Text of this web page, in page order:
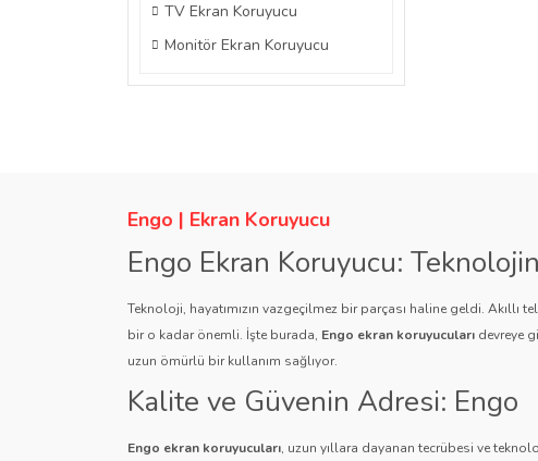
TV Ekran Koruyucu
Monitör Ekran Koruyucu
Engo | Ekran Koruyucu
Engo Ekran Koruyucu:
Teknoloji, hayatımızın vazgeçilmez bir parçası haline geldi.
bir o kadar önemli. İşte burada, Engo ekran koruyucuları devreye
uzun ömürlü bir kullanım sağlıyor.
Kalite ve Güvenin Adresi: Engo
Engo ekran koruyucuları, uzun yıllara dayanan tecrübesi ve